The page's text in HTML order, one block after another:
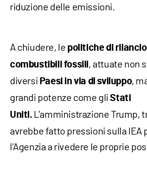
riduzione delle emissioni.
A chiudere, le politiche di
combustibili fossili, attuate non
diversi Paesi in via di sviluppo,
grandi potenze come gliStati
Uniti. L'amministrazione Trump,
avrebbe fatto pressioni sulla IEA
l'Agenzia a rivedere le proprie